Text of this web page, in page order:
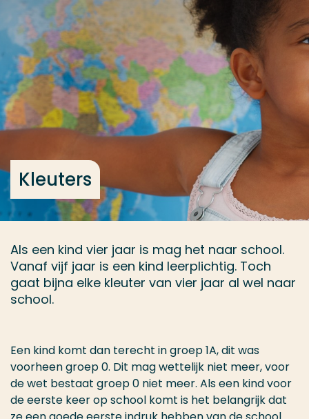
Ga direct naar de content
... > Onderwerp kiezen
Kleuters
Als een kind vier jaar is mag het naar school.
Vanaf vijf jaar is een kind leerplichtig. Toch
gaat bijna elke kleuter van vier jaar al wel naar
school.
Een kind komt dan terecht in groep 1A, dit was
voorheen groep 0. Dit mag wettelijk niet meer, voor
de wet bestaat groep 0 niet meer. Als een kind voor
de eerste keer op school komt is het belangrijk dat
Veel gezocht
Opleiding